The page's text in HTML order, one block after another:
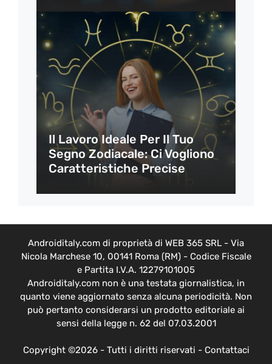
Il Lavoro Ideale Per Il Tuo
Segno Zodiacale: Ci Vogliono
Caratteristiche Precise
Androiditaly.com di proprietà di WEB 365 SRL - Via
Nicola Marchese 10, 00141 Roma (RM) - Codice Fiscale
e Partita I.V.A. 12279101005
Androiditaly.com non è una testata giornalistica, in
quanto viene aggiornato senza alcuna periodicità. Non
può pertanto considerarsi un prodotto editoriale ai
sensi della legge n. 62 del 07.03.2001
Copyright ©2026 - Tutti i diritti riservati - Contattaci